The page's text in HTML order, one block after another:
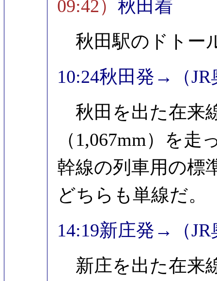
09:42） 秋田着
秋田駅のドトー
10:24秋田発→（
秋田を出た在来
（1,067mm）を
幹線の列車用の標
どちらも単線だ。
14:19新庄発→（
新庄を出た在来